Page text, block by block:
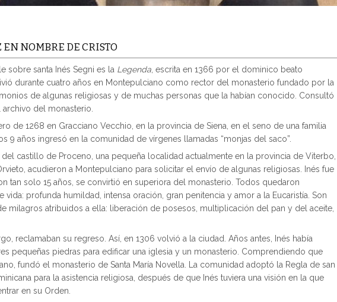
NOMBRE DE CRISTO
sobre santa Inés Segni es la Legenda , escrita en 1366 por el dominico beato
durante cuatro años en Montepulciano como rector del monasterio fundado por la
de algunas religiosas y de muchas personas que la habían conocido. Consultó
del monasterio.
de 1268 en Gracciano Vecchio, en la provincia de Siena, en el seno de una familia
9 años ingresó en la comunidad de vírgenes llamadas “monjas del saco”.
castillo de Proceno, una pequeña localidad actualmente en la provincia de Viterbo,
acudieron a Montepulciano para solicitar el envío de algunas religiosas. Inés fue
tan solo 15 años, se convirtió en superiora del monasterio. Todos quedaron
profunda humildad, intensa oración, gran penitencia y amor a la Eucaristía. Son
milagros atribuidos a ella: liberación de posesos, multiplicación del pan y del aceite,
reclamaban su regreso. Así, en 1306 volvió a la ciudad. Años antes, Inés había
pequeñas piedras para edificar una iglesia y un monasterio. Comprendiendo que
fundó el monasterio de Santa María Novella. La comunidad adoptó la Regla de san
para la asistencia religiosa, después de que Inés tuviera una visión en la que
en su Orden.